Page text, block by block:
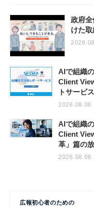
政府
けた
AIで組織
Client
トサービ
2026.08.06
AIで組織
Client
革」篇の
2026.08.06
広報初心者のための